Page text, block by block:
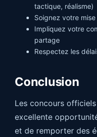
tactique, réalisme)
Soignez votre
Impliquez votre
partage
Respectez les
Conclusion
Les concours
excellente
et de remporter des